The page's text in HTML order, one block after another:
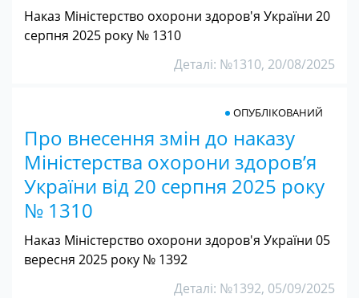
Наказ Міністерство охорони здоров'я України 20
серпня 2025 року № 1310
Деталі: №1310, 20/08/2025
Про внесення змін до наказу
Міністерства охорони здоров’я
України від 20 серпня 2025 року
№ 1310
ОПУБЛІКОВАНИЙ
Наказ Міністерство охорони здоров'я України 05
вересня 2025 року № 1392
Деталі: №1392, 05/09/2025